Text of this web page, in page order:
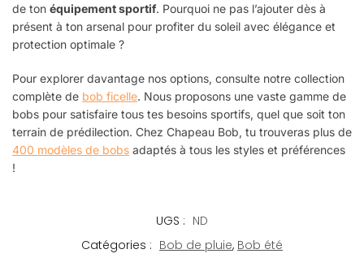
de ton équipement sportif. Pourquoi ne pas l’ajouter dès à
présent à ton arsenal pour profiter du soleil avec élégance et
protection optimale ?
Pour explorer davantage nos options, consulte notre collection
complète de bob ficelle. Nous proposons une vaste gamme de
bobs pour satisfaire tous tes besoins sportifs, quel que soit ton
terrain de prédilection. Chez Chapeau Bob, tu trouveras plus de
400 modèles de bobs adaptés à tous les styles et préférences
!
UGS : ND
Catégories : Bob de pluie, Bob été